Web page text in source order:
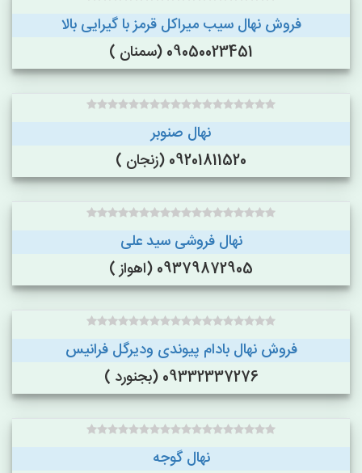
فروش نهال سیب میراکل قرمز با گیرایی بالا
09050023451 (سمنان )
نهال صنوبر
09201811520 (زنجان )
نهال فروشی سید علی
09379872905 (اهواز )
فروش نهال بادام پیوندی ودیرگل فرانیس
09332337276 (بجنورد )
نهال گوجه